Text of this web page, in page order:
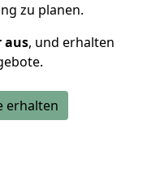
zu planen.
aus, und erhalten
erhalten